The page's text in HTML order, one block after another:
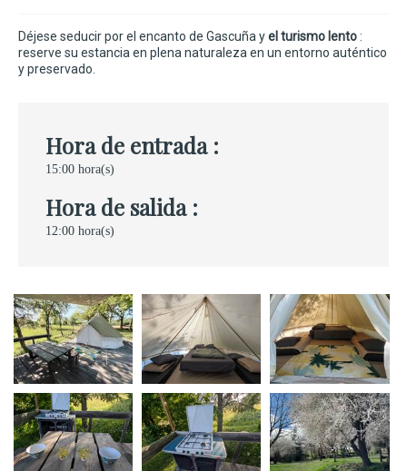
Déjese seducir por el encanto de Gascuña yel turismo lento :
reserve su estancia en plena naturaleza en un entorno auténtico
y preservado.
Hora de entrada :
15:00 hora(s)
Hora de salida :
12:00 hora(s)